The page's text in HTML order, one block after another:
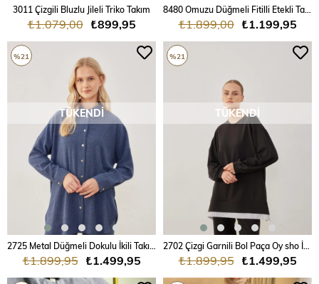
3011 Çizgili Bluzlu Jileli Triko Takım
₺899,95
₺1.079,00
8480 Omuzu Düğmeli Fitilli Etekli Takım
₺1.199,95
₺1.899,00
TÜKENDI
₺1.499,95
₺1.899,95
%21
TÜKENDI
₺1.499,95
₺1.899,95
%21